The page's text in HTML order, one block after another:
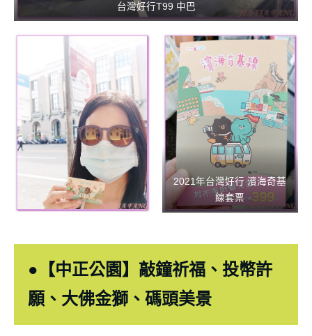
合
作
對
象。
★
台灣好行T99 中巴
2021年台灣好行 濱海奇基
線套票
●【中正公園】敲鐘祈福、投幣許
願、大佛金獅、碼頭美景